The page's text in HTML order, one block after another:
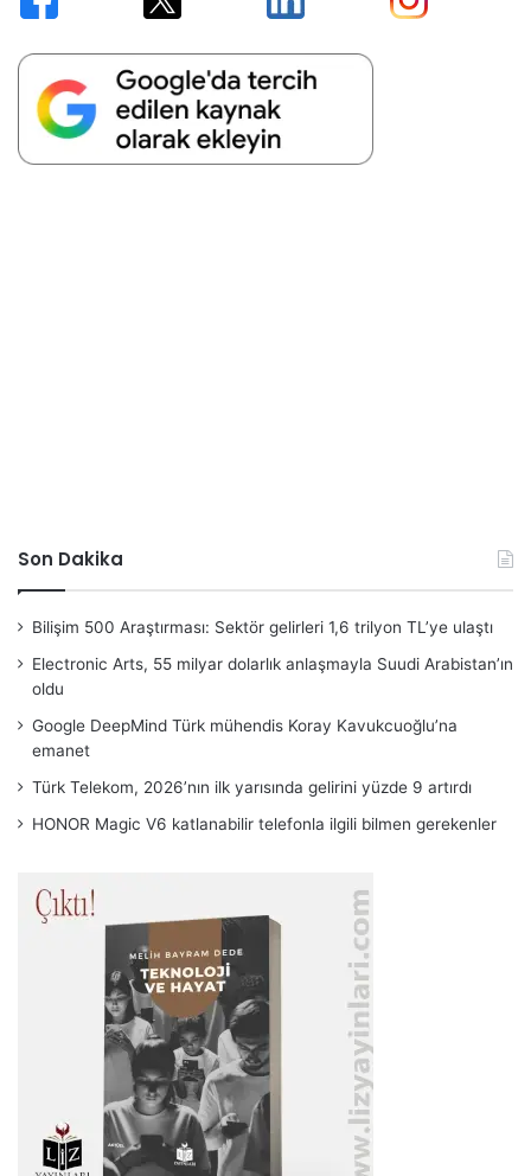
Son Dakika
Bilişim 500 Araştırması: Sektör gelirleri 1,6 trilyon TL’ye ulaştı
Electronic Arts, 55 milyar dolarlık anlaşmayla Suudi Arabistan’ın
oldu
Google DeepMind Türk mühendis Koray Kavukcuoğlu’na
emanet
Türk Telekom, 2026’nın ilk yarısında gelirini yüzde 9 artırdı
HONOR Magic V6 katlanabilir telefonla ilgili bilmen gerekenler